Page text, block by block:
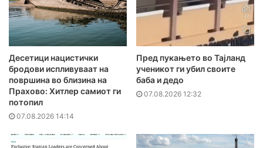
Десетици нацистички
бродови испливуваат на
површина во близина на
Прахово: Хитлер самиот ги
потопил
07.08.2026 14:14
Пред пукањето во Тајланд
ученикот ги убил своите
баба и дедо
07.08.2026 12:32